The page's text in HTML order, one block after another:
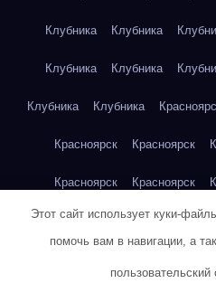
Клубника Клубника
Клубника Клубника
Клубника Клубника
Красноярск Красноярск
Красноярск Красноярск
Красноярск Красноярск
Этот сайт использует куки-
помочь вам в навигации, а
пользовательский